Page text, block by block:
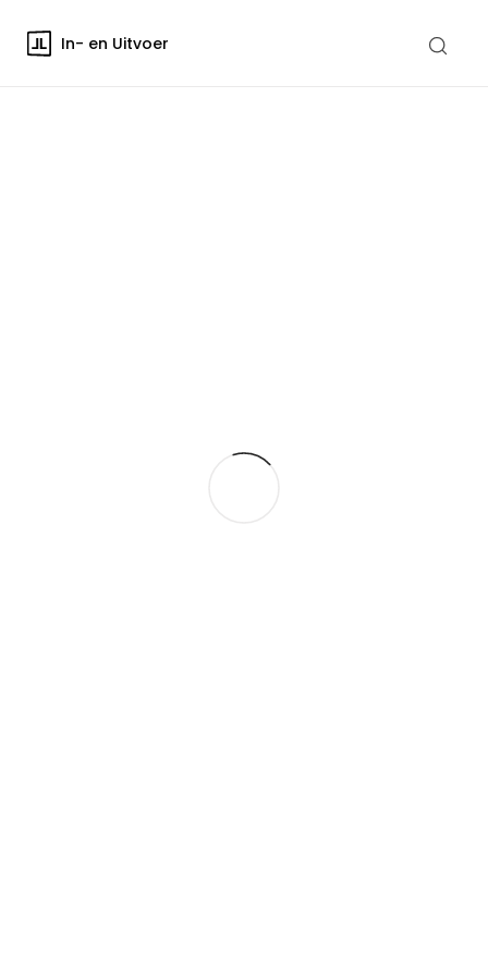
In- en Uitvoer